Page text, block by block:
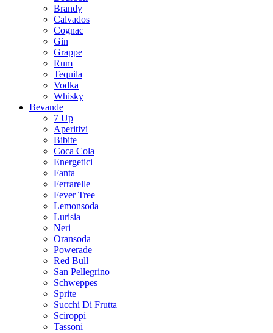
Brandy
Calvados
Cognac
Gin
Grappe
Rum
Tequila
Vodka
Whisky
Bevande
7 Up
Aperitivi
Bibite
Coca Cola
Energetici
Fanta
Ferrarelle
Fever Tree
Lemonsoda
Lurisia
Neri
Oransoda
Powerade
Red Bull
San Pellegrino
Schweppes
Sprite
Succhi Di Frutta
Sciroppi
Tassoni